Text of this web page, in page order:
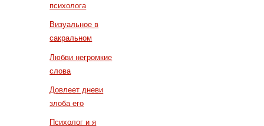
психолога
Визуальное в
сакральном
Любви негромкие
слова
Довлеет дневи
злоба его
Психолог и я